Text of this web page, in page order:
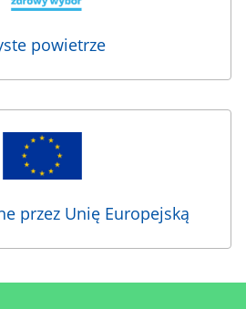
powietrze
przez Unię Europejską